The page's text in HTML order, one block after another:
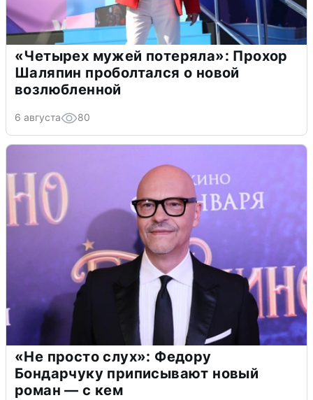
«Четырех мужей потеряла»: Прохор
Шаляпин проболтался о новой
возлюбленной
6 августа 80
«Не просто слух»: Федору
Бондарчуку приписывают новый
роман — с кем